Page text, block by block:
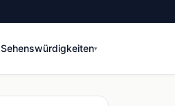
Sehenswürdigkeiten▾